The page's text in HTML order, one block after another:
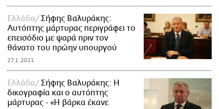
Ελλάδα
Σήφης Βαλυράκης:
Αυτόπτης μάρτυρας περιγράφει το
επεισόδιο με ψαρά πριν τον
θάνατο του πρώην υπουργού
27.1.2021
Ελλάδα
Σήφης Βαλυράκης: Η
δικογραφία και ο αυτόπτης
μάρτυρας - «Η βάρκα έκανε